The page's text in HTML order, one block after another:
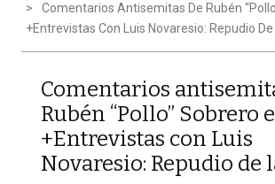
diáspora”
Comentarios Antisemitas De Rubén
+Entrevistas Con Luis Novaresio: Repudio
Comentarios
Rubén “Pollo” Sobrero
+Entrevistas con Luis
Novaresio: Repudio de